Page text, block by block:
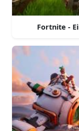
Fortnite -